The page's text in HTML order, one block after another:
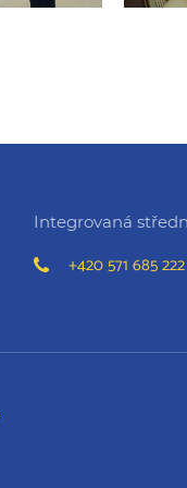
Integrovaná
+420 571 685 222